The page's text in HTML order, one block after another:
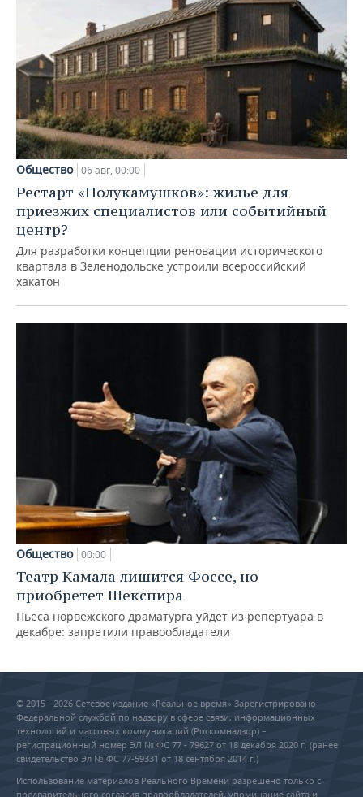
Общество 06 авг, 00:00
Рестарт «Полукамушков»: жилье для
приезжих специалистов или событийный
центр?
Для разработки концепции реновации исторического
квартала в Зеленодольске устроили всероссийский
хакатон
Общество 00:00
Театр Камала лишится Фоссе, но
приобретет Шекспира
Пьеса норвежского драматурга уйдет из репертуара в
декабре: запретили правообладатели
© 2015 - 2026 Сетевое издание «Реальное время» Зарегистрировано
Федеральной службой по надзору в сфере связи, информационных
технологий и массовых коммуникаций (Роскомнадзор) –
регистрационный номер ЭЛ № ФС 77 - 79627 от 18 декабря 2020 г. (ранее
свидетельство Эл № ФС 77-59331 от 18 сентября 2014 г.)
Использование материалов Реального Времени разрешено только с
предварительного согласия правообладателей, упоминание сайта и